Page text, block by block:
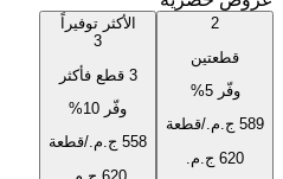
2
قطعتين
وفّر5
%
/قطعة
الأكثر توفيراً
3
3 قطع فأكثر
وفّر 10
%
/قطعة